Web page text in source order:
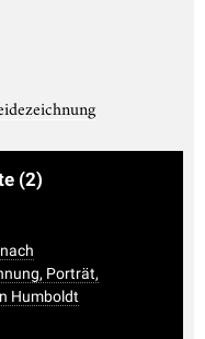
(2)
Porträt,
Humboldt